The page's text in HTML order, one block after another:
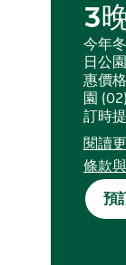
3
今年
日公
惠價
園
訂時
閱讀
條款
僅限
需週
預